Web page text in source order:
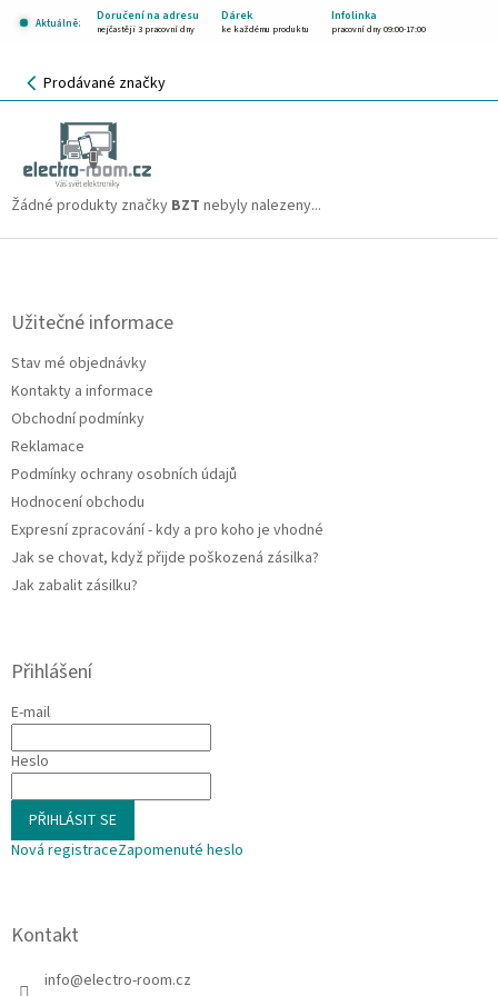
Aktuálně:
Doručení na adresu Dárek Infolinka
nejčastěji 3 pracovní dny ke každému produktu pracovní dny 09:00-17:00
NÁKUPNÍ
KOŠÍK
Prodávané značky
Žádné produkty značky BZT nebyly nalezeny...
Z
Užitečné informace
Stav mé objednávky
Kontakty a informace
Obchodní podmínky
Reklamace
Podmínky ochrany osobních údajů
Hodnocení obchodu
Expresní zpracování - kdy a pro koho je vhodné
Jak se chovat, když přijde poškozená zásilka?
Jak zabalit zásilku?
Přihlášení
E-mail
Heslo
PŘIHLÁSIT SE
Nová registraceZapomenuté heslo
Kontakt
info@electro-room.cz